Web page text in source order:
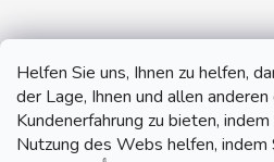
Helfen Sie uns, Ihnen zu helfen,
der Lage, Ihnen und allen
Kundenerfahrung zu bieten,
Nutzung des Webs helfen, indem